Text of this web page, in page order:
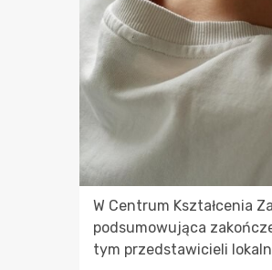
W Centrum Kształcenia
podsumowująca
tym przedstawicieli